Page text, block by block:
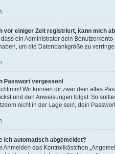
vor einiger Zeit registriert, kann mich
ein Administrator dein
um die Datenbankgröße zu
Passwort vergessen!
Wir können dir zwar dein altes
und den Anweisungen folgst. So
nicht in der Lage sein, dein
ich automatisch abgemeldet?
Anmelden das Kontrollkästchen